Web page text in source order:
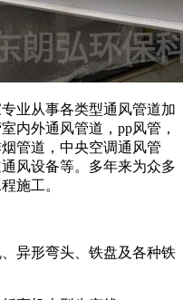
业从事各类型通风管道加
内外通风管道，pp风管，
管道，中央空调通风管
风设备等。多年来为众多
施工。
异形弯头、铁盘及各种铁